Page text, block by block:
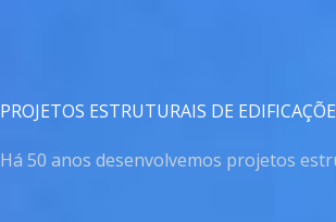
PROJETOS ESTRUTURAIS DE
Há 50 anos desenvolvemos projetos